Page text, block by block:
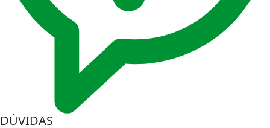
DÚVIDAS